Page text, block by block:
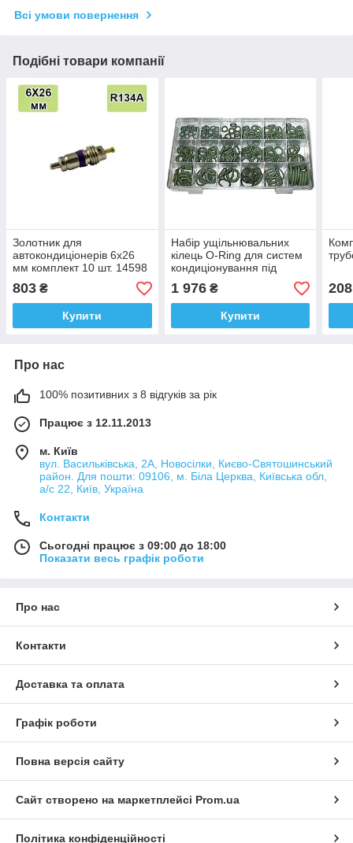
Всі умови повернення
Подібні товари компанії
Золотник для
автокондиціонерів 6х26
мм комплект 10 шт. 14598
JBM
803 ₴
Купити
Набір ущільнювальних
кілець O-Ring для систем
кондиціонування під
R134a. 50807 JBM
1 976₴
Купити
208
Про нас
100% позитивних з 8 відгуків за рік
Працює з 12.11.2013
м. Київ
вул. Васильківська, 2А, Новосілки, Києво-Святошинський
район. Для пошти: 09106, м. Біла Церква, Київська обл,
а/с 22, Київ, Україна
Контакти
Сьогодні працює з 09:00 до 18:00
Показати весь графік роботи
Про нас
Контакти
Доставка та оплата
Графік роботи
Повна версія сайту
Сайт створено на маркетплейсі Prom.ua
Політика конфіденційності